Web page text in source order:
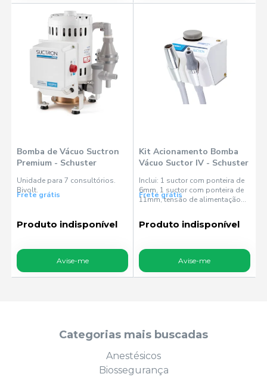
Bomba de Vácuo Suctron
Premium - Schuster
Unidade para 7 consultórios.
Bivolt.
Frete grátis
Produto indisponível
Avise-me
Kit Acionamento Bomba
Vácuo Suctor IV - Schuster
Inclui: 1 suctor com ponteira de
6mm, 1 suctor com ponteira de
11mm, tensão de alimentação
confeccionado em chapa de aço
fosfatizado com pintura em
oxidação.
Frete grátis
Produto indisponível
Avise-me
Categorias mais buscadas
Anestésicos
Biossegurança